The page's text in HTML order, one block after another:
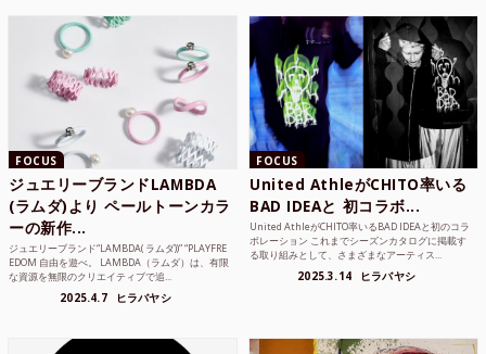
FOCUS
ジュエリーブランドLAMBDA
(ラムダ)より ペールトーンカラ
ーの新作...
ジュエリーブランド“LAMBDA( ラムダ))” “PLAYFRE
EDOM 自由を遊べ。 LAMBDA（ラムダ）は、有限
な資源を無限のクリエイティブで追...
2025.4.7 ヒラバヤシ
FOCUS
United AthleがCHITO率いる
BAD IDEAと 初コラボ...
United AthleがCHITO率いるBAD IDEAと初のコラ
ボレーション これまでシーズンカタログに掲載す
る取り組みとして、さまざまなアーティス...
2025.3.14 ヒラバヤシ